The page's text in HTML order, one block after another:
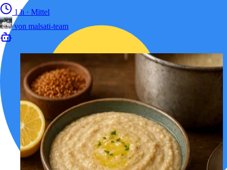
1 h · Mittel
von malsati-team